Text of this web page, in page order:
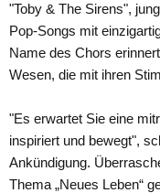
"Toby & The Sirens",
Pop-Songs mit
Name des Chors
Wesen, die mit ihren
"Es erwartet Sie eine
inspiriert und bewegt",
Ankündigung.
Thema „Neues Leben“